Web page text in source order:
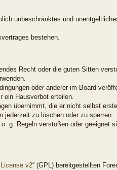
unbeschränktes und
bestehen.
Recht oder die guten Sitten
oder anderer im Board
ein Hausverbot erteilen.
übernimmt, die er nicht selbst
jederzeit zu löschen oder zu sperren.
g. Regeln verstoßen oder geeignet
v2“ (GPL) bereitgestellten